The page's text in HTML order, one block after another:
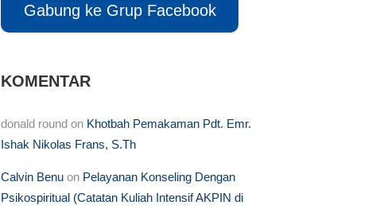
Gabung ke Grup Facebook
KOMENTAR
donald round on Khotbah Pemakaman Pdt. Emr.
Ishak Nikolas Frans, S.Th
Calvin Benu on Pelayanan Konseling Dengan
Psikospiritual (Catatan Kuliah Intensif AKPIN di